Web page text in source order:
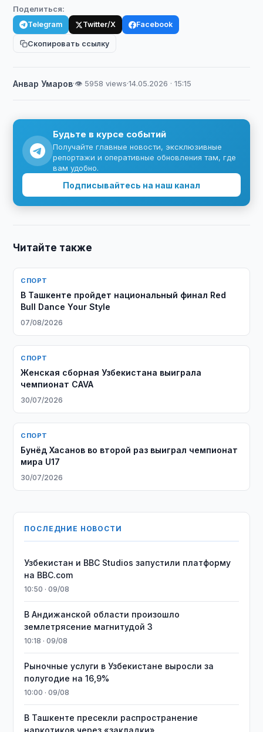
Поделиться:
Telegram Twitter/X Facebook
Скопировать ссылку
Анвар Умаров·👁 5958 views·14.05.2026 · 15:15
Будьте в курсе событий
Получайте главные новости, эксклюзивные
репортажи и оперативные обновления там, где
вам удобно.
Подписывайтесь на наш канал
Читайте также
СПОРТ
В Ташкенте пройдет национальный финал Red
Bull Dance Your Style
07/08/2026
СПОРТ
Женская сборная Узбекистана выиграла
чемпионат CAVA
30/07/2026
СПОРТ
Бунёд Хасанов во второй раз выиграл чемпионат
мира U17
30/07/2026
ПОСЛЕДНИЕ НОВОСТИ
Узбекистан и BBC Studios запустили платформу
на BBC.com
10:50 · 09/08
В Андижанской области произошло
землетрясение магнитудой 3
10:18 · 09/08
Рыночные услуги в Узбекистане выросли за
полугодие на 16,9%
10:00 · 09/08
В Ташкенте пресекли распространение
наркотиков через «закладки»